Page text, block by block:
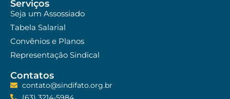
Serviços
Seja um Assossiado
Tabela Salarial
Convênios e Planos
Representação Sindical
Contatos
contato@sindifato.org.br